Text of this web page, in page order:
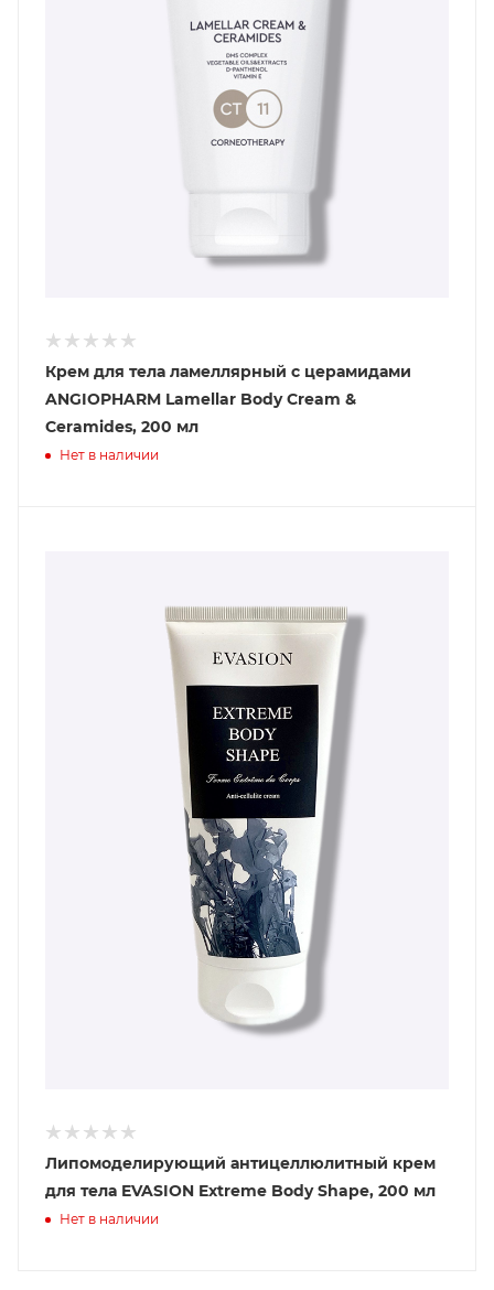
Крем для тела ламеллярный с церамидами
ANGIOPHARM Lamellar Body Cream &
Ceramides, 200 мл
Нет в наличии
Липомоделирующий антицеллюлитный крем
для тела EVASION Extreme Body Shape, 200 мл
Нет в наличии